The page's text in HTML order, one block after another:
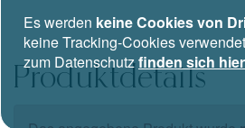
Produktdetails
Es werden keine Cookies von
keine Tracking-Cookies
zum Datenschutzfinden sich